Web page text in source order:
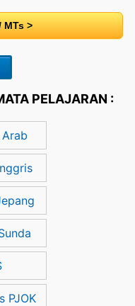
MTs >
PELAJARAN :
Arab
PJOK